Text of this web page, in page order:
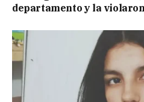
departamento y la